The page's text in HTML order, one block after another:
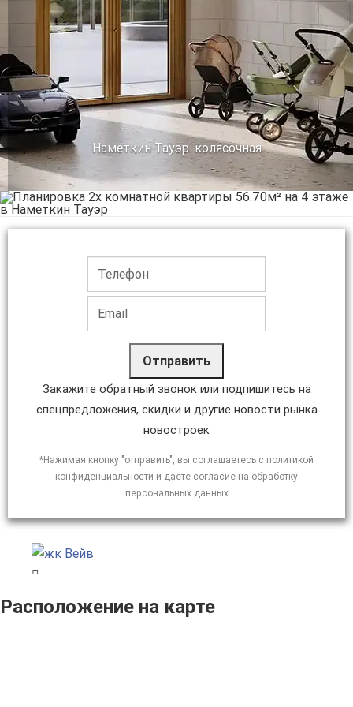
Наметкин Тауэр. колясочная
Отправить
Закажите обратный звонок или подпишитесь на
спецпредложения, скидки и другие новости рынка
новостроек
*Нажимая кнопку "отправить", вы соглашаетесь с политикой
конфиденциальности и даете согласие на обработку
персональных данных
Расположение на карте